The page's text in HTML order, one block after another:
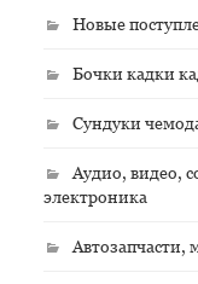
Новые
Бочки кадки
Сундуки
Аудио, видео,
электроника
Автозапчасти,